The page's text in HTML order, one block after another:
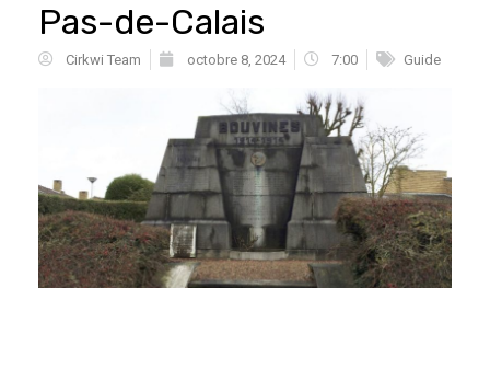
Pas-de-Calais
Cirkwi Team octobre 8, 2024 7:00 Guide